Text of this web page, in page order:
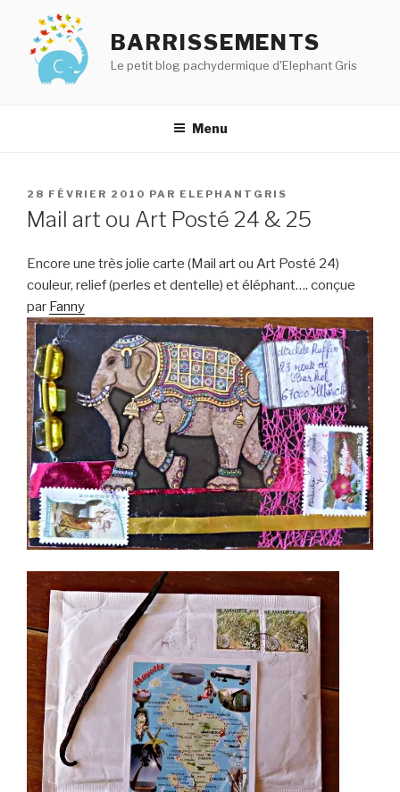
contenu
principal
BARRISSEMENTS
Le petit blog pachydermique d'Elephant Gris
Menu
PUBLIÉ
LE
28 FÉVRIER 2010 PAR ELEPHANTGRIS
Mail art ou Art Posté 24 & 25
Encore une très jolie carte (Mail art ou Art Posté 24)
couleur, relief (perles et dentelle) et éléphant…. conçue
par Fanny